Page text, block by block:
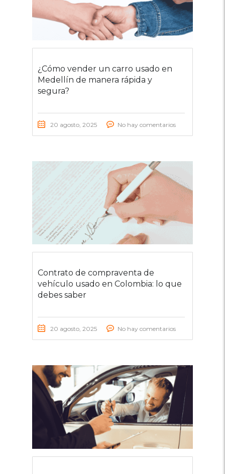
¿Cómo vender un carro usado en
Medellín de manera rápida y
segura?
20 agosto, 2025 No hay comentarios
Contrato de compraventa de
vehículo usado en Colombia: lo que
debes saber
20 agosto, 2025 No hay comentarios